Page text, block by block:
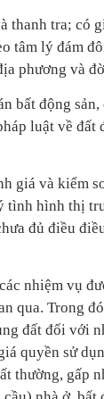
thanh tra; có
tâm lý đám
phương và
bất động sản,
luật về đất
giá và kiểm
tình hình thị
đủ điều
nhiệm vụ
qua. Trong
đất đối với
quyền sử
thường, gấp